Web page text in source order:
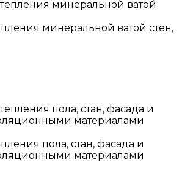
минеральной ватой стен,
пола, стан, фасада и
материалами